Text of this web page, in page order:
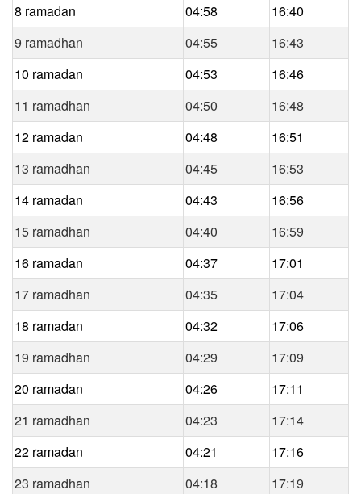
8 ramadan
04:58
16:40
9 ramadhan
04:55
16:43
10 ramadan
04:53
16:46
11 ramadhan
04:50
16:48
12 ramadan
04:48
16:51
13 ramadhan
04:45
16:53
14 ramadan
04:43
16:56
15 ramadhan
04:40
16:59
16 ramadan
04:37
17:01
17 ramadhan
04:35
17:04
18 ramadan
04:32
17:06
19 ramadhan
04:29
17:09
20 ramadan
04:26
17:11
21 ramadhan
04:23
17:14
22 ramadan
04:21
17:16
23 ramadhan
04:18
17:19